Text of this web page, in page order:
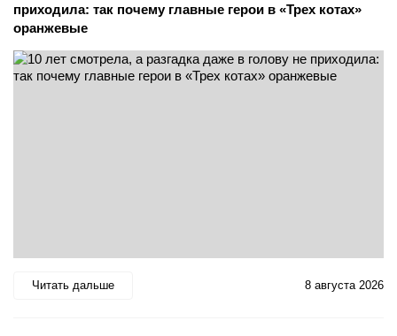
приходила: так почему главные герои в «Трех котах»
оранжевые
Читать дальше 8 августа 2026